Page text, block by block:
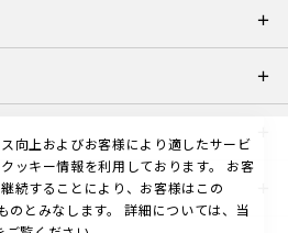
向上およびお客様により適したサービ
ッキー情報を利用しております。
お客
続することにより、お客様はこの
とみなします。
詳細については、当